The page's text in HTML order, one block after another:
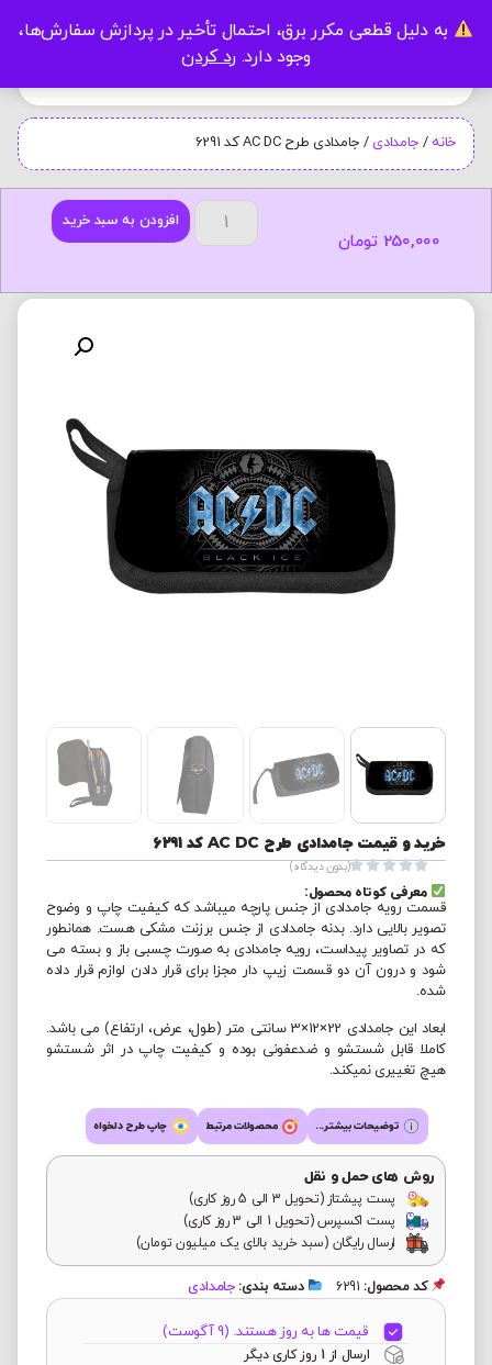
به دلیل قطعی مکرر برق، احتمال تأخیر در پردازش سفارش‌ها،
وجود دارد. رد کردن
خانه / جامدادی / جامدادی طرح AC DC کد 6291
افزودن به سبد خرید
250,000 تومان
خرید و قیمت جامدادی طرح AC DC کد 6291




(بدون دیدگاه)
معرفی کوتاه محصول:
قسمت رویه جامدادی از جنس پارچه میباشد که کیفیت چاپ و وضوح
تصویر بالایی دارد. بدنه جامدادی از جنس برزنت مشکی هست. همانطور
که در تصاویر پیداست، رویه جامدادی به صورت چسبی باز و بسته می
شود و درون آن دو قسمت زیپ دار مجزا برای قرار دادن لوازم قرار داده
شده.
ابعاد این جامدادی 22×12×3 سانتی متر (طول، عرض، ارتفاع) می باشد.
کاملا قابل شستشو و ضدعفونی بوده و کیفیت چاپ در اثر شستشو
هیچ تغییری نمیکند.
توضیحات بیشتر... محصولات مرتبط چاپ طرح دلخواه
روش های حمل و نقل
پست پیشتاز (تحویل 3 الی 5 روز کاری)
پست اکسپرس (تحویل 1 الی 3 روز کاری)
ارسال رایگان (سبد خرید بالای یک میلیون تومان)
کد محصول: 6291 دسته بندی: جامدادی
قیمت ها به روز هستند. (9 آگوست)
ارسال از 1 روز کاری دیگر